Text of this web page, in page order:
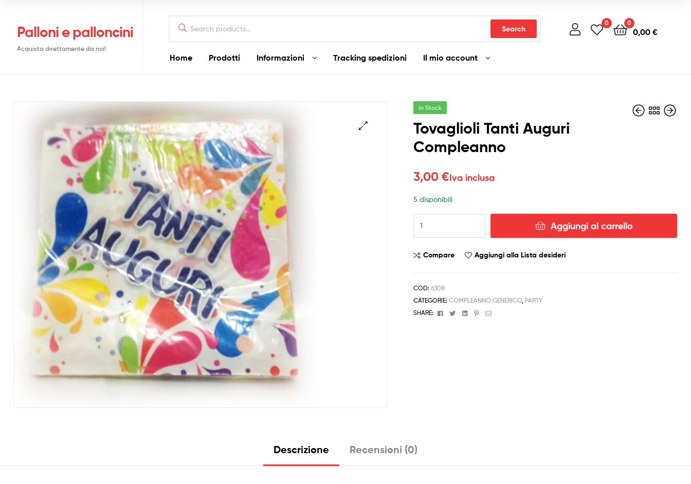
Palloni e palloncini
Acquista direttamente da noi!
for:
Search
0 0
0,00 €
Home Prodotti Informazioni Tracking spedizioni Il mio account
In Stock
Tovaglioli Tanti Auguri
Compleanno
3,00€Iva inclusa
5 disponibili
Tanti
Compleanno
Aggiungi al carrello
Compare Aggiungi alla Lista desideri
COD:6308
CATEGORIE:COMPLEANNO GENERICO PARTY
SHARE:
FacebookTwitterLinkedinPinterest
Email
Descrizione Recensioni (0)